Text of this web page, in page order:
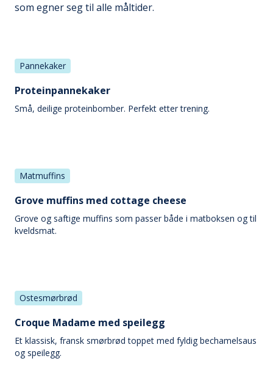
som egner seg til alle måltider.
Pannekaker
Proteinpannekaker
Små, deilige proteinbomber. Perfekt etter trening.
Matmuffins
Grove muffins med cottage cheese
Grove og saftige muffins som passer både i matboksen og til
kveldsmat.
Ostesmørbrød
Croque Madame med speilegg
Et klassisk, fransk smørbrød toppet med fyldig bechamelsaus
og speilegg.